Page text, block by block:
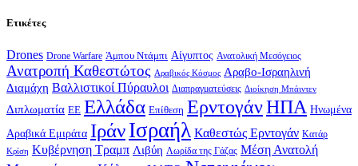
Ετικέτες
Drones Drone Warfare Άμπου Ντάμπι Αίγυπτος Ανατολική Μεσόγειος
Ανατροπή Καθεστώτος Αραβικός Κόσμος Αραβο-Ισραηλινή
Διαμάχη Βαλλιστικοί Πύραυλοι Διαπραγματεύσεις Διοίκηση Μπάιντεν
Διπλωματία ΕΕ Ελλάδα Επίθεση ΕρντογάνΗΠΑ Ηνωμένα
Αραβικά Εμιράτα ΙράνΙσραήλ Καθεστώς Ερντογάν Κατάρ
Κρίση Κυβέρνηση Τραμπ Λιβύη Λωρίδα της Γάζας Μέση Ανατολή